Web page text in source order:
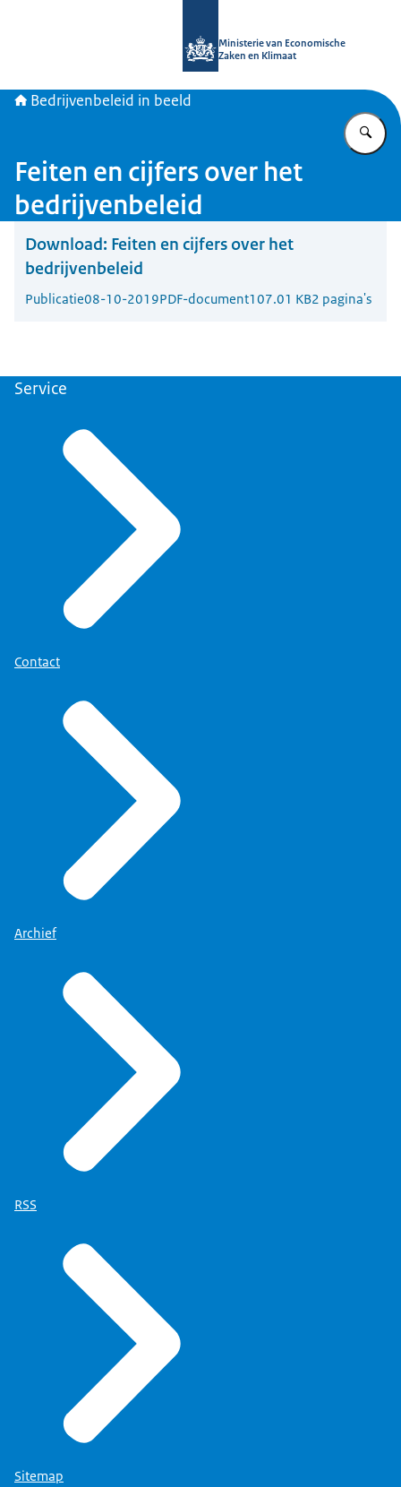
Ministerie van Economische
Zaken en Klimaat
Bedrijvenbeleid in beeld
Feiten en cijfers over het
bedrijvenbeleid
Download: Feiten en cijfers over het
bedrijvenbeleid
Publicatie08-10-2019PDF-document107.01 KB2 pagina's
Service
Contact
Archief
RSS
Sitemap